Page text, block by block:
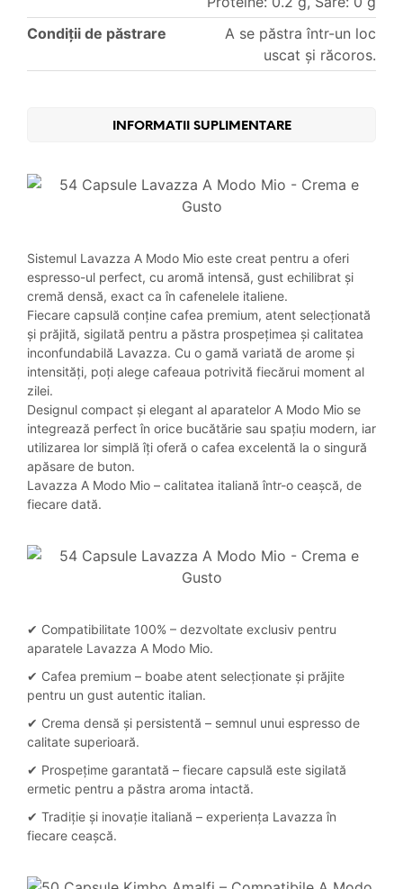
Condiții de păstrare
A se păstra într-un loc
uscat și răcoros.
INFORMATII SUPLIMENTARE
Sistemul Lavazza A Modo Mio este creat pentru a oferi
espresso-ul perfect, cu aromă intensă, gust echilibrat și
cremă densă, exact ca în cafenelele italiene.
Fiecare capsulă conține cafea premium, atent selecționată
și prăjită, sigilată pentru a păstra prospețimea și calitatea
inconfundabilă Lavazza. Cu o gamă variată de arome și
intensități, poți alege cafeaua potrivită fiecărui moment al
zilei.
Designul compact și elegant al aparatelor A Modo Mio se
integrează perfect în orice bucătărie sau spațiu modern, iar
utilizarea lor simplă îți oferă o cafea excelentă la o singură
apăsare de buton.
Lavazza A Modo Mio – calitatea italiană într-o ceașcă, de
fiecare dată.
✔ Compatibilitate 100% – dezvoltate exclusiv pentru
aparatele Lavazza A Modo Mio.
✔ Cafea premium – boabe atent selecționate și prăjite
pentru un gust autentic italian.
✔ Crema densă și persistentă – semnul unui espresso de
calitate superioară.
✔ Prospețime garantată – fiecare capsulă este sigilată
ermetic pentru a păstra aroma intactă.
✔ Tradiție și inovație italiană – experiența Lavazza în
fiecare ceașcă.